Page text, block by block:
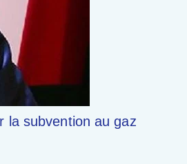
la subvention au gaz